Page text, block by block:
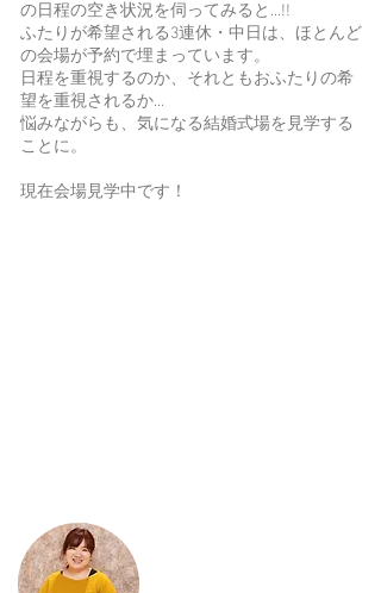
の日程の空き状況を伺ってみると...!!
ふたりが希望される3連休・中日は、ほとんど
の会場が予約で埋まっています。
日程を重視するのか、それともおふたりの希
望を重視されるか...
悩みながらも、気になる結婚式場を見学する
ことに。
現在会場見学中です！